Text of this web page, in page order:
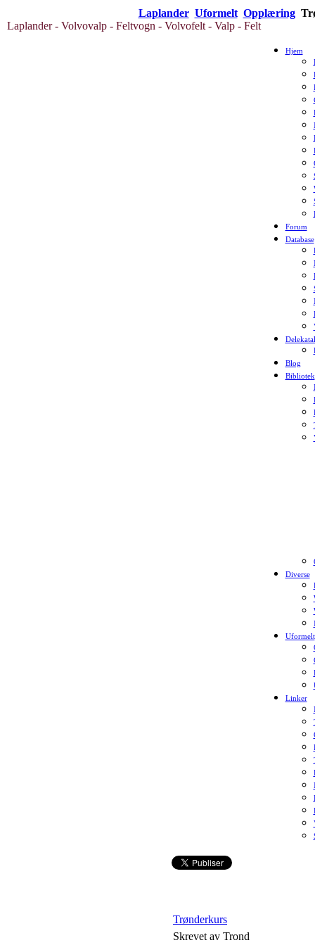
Laplander Uformelt Opplæring
Laplander - Volvovalp - Feltvogn - Volvofelt - Valp - Felt
Hjem
Forum
Database
Blog
Bibliotek
Diverse
Uformelt
Linker
Trønderkurs
Skrevet av Trond